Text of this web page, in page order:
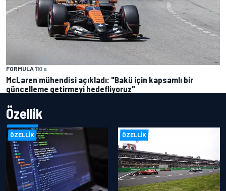
FORMULA 110 s
McLaren mühendisi açıkladı: "Bakü için kapsamlı bir
güncelleme getirmeyi hedefliyoruz"
Özellik
ÖZELLIK ÖZELLIK